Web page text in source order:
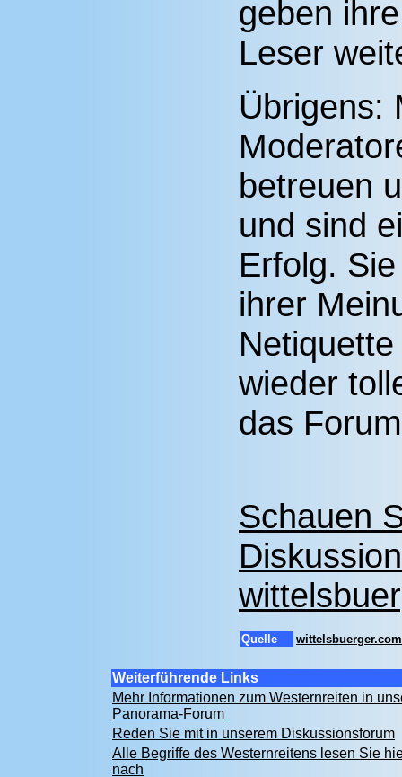
geben
Leser
Übrigens:
betreuen
und sind
Erfolg.
ihrer
wieder
das
Schauen
Quelle wittelsbuerger.com
Weiterführende Links
Mehr Informationen zum Westernreiten in
Panorama-Forum
Reden Sie mit in unserem Diskussionsforum
Alle Begriffe des Westernreitens lesen Sie
nach